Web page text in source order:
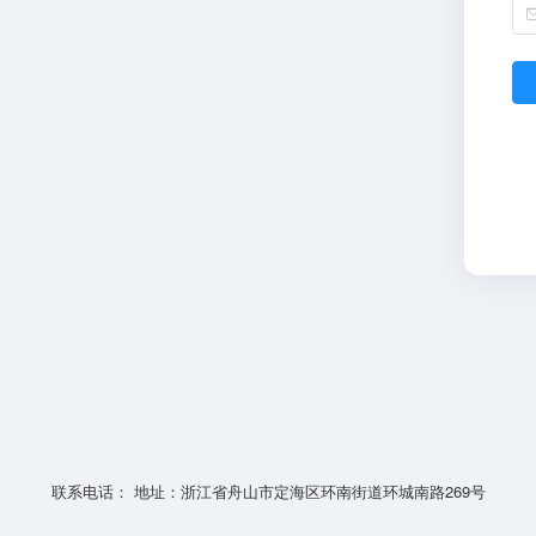
联系电话： 地址：浙江省舟山市定海区环南街道环城南路269号